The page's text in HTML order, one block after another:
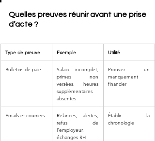
Quelles preuves réunir avant une prise
d’acte ?
Type de preuve Exemple Utilité
Bulletins de paie
Salaire incomplet,
primes non
versées, heures
supplémentaires
absentes
Prouver un
manquement
financier
Emails et courriers
Relances, alertes,
refus de
l’employeur,
échanges RH
Établir la
chronologie